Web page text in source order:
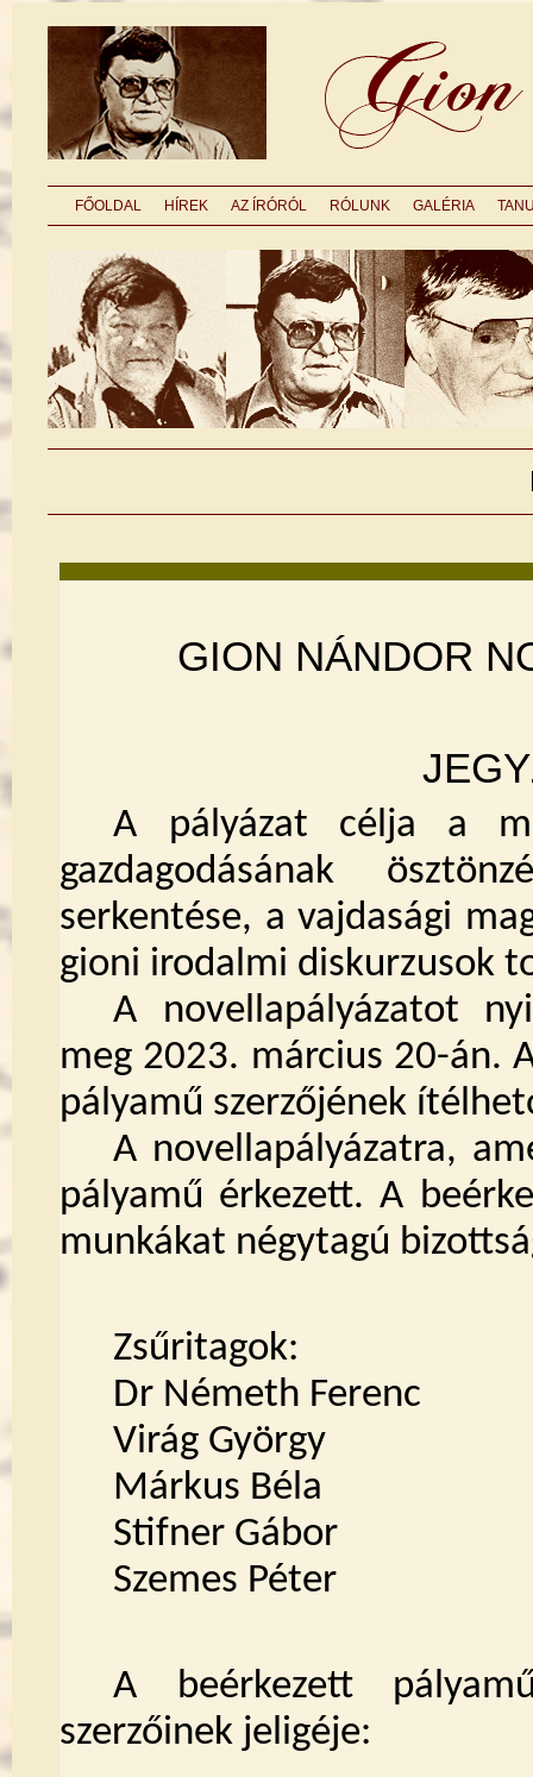
FŐOLDAL HÍREK AZ ÍRÓRÓL RÓLUNK GALÉRIA
GION NÁNDOR
A pályázat célja a
gazdagodásának
serkentése, a vajdasági
gioni irodalmi diskurzusok
A novellapályázatot
meg 2023. március 20-án.
pályamű szerzőjének
A novellapályázatra,
pályamű érkezett. A
munkákat négytagú
Zsűritagok:
Dr Németh Ferenc
Virág György
Márkus Béla
Stifner Gábor
Szemes Péter
A beérkezett
szerzőinek jeligéje: